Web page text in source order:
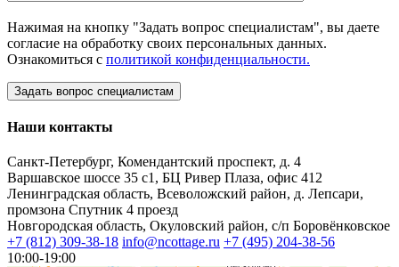
Нажимая на кнопку "Задать вопрос специалистам", вы даете
согласие на обработку своих персональных данных.
Ознакомиться с политикой конфиденциальности.
Наши контакты
Санкт-Петербург, Комендантский проспект, д. 4
Варшавское шоссе 35 с1, БЦ Ривер Плаза, офис 412
Ленинградская область, Всеволожский район, д. Лепсари,
промзона Спутник 4 проезд
Новгородская область, Окуловский район, с/п Боровёнковское
+7 (812) 309-38-18 info@ncottage.ru +7 (495) 204-38-56
10:00-19:00